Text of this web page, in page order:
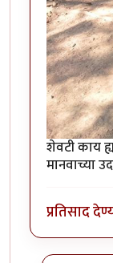
शेवटी काय
मानवाच्या
प्रतिसाद